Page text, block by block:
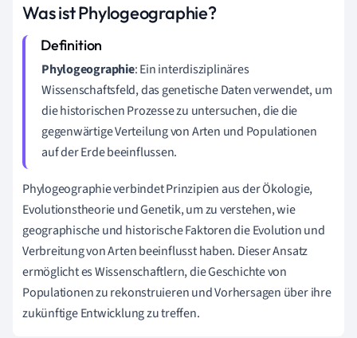
Was ist Phylogeographie?
Phylogeographie: Ein interdisziplinäres
Wissenschaftsfeld, das genetische Daten verwendet, um
die historischen Prozesse zu untersuchen, die die
gegenwärtige Verteilung von Arten und Populationen
auf der Erde beeinflussen.
Phylogeographie verbindet Prinzipien aus der Ökologie,
Evolutionstheorie und Genetik, um zu verstehen, wie
geographische und historische Faktoren die Evolution und
Verbreitung von Arten beeinflusst haben. Dieser Ansatz
ermöglicht es Wissenschaftlern, die Geschichte von
Populationen zu rekonstruieren und Vorhersagen über ihre
zukünftige Entwicklung zu treffen.